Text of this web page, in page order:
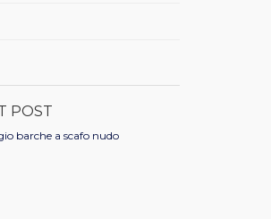
POST
barche a scafo nudo